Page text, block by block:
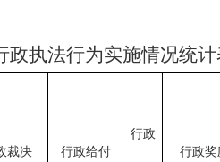
政执法行为实施情况统
裁决 行政给付
行政
行政奖